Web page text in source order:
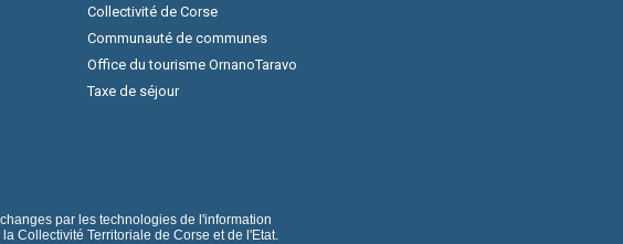
Collectivité de Corse
Communauté de communes
Office du tourisme OrnanoTaravo
Taxe de séjour
par les technologies de l'information
Collectivité Territoriale de Corse et de l'Etat.